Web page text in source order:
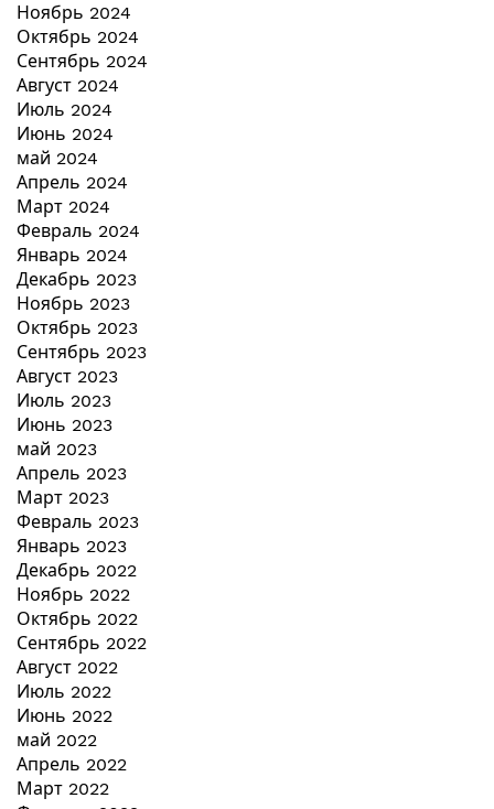
Ноябрь 2024
Октябрь 2024
Сентябрь 2024
Август 2024
Июль 2024
Июнь 2024
май 2024
Апрель 2024
Март 2024
Февраль 2024
Январь 2024
Декабрь 2023
Ноябрь 2023
Октябрь 2023
Сентябрь 2023
Август 2023
Июль 2023
Июнь 2023
май 2023
Апрель 2023
Март 2023
Февраль 2023
Январь 2023
Декабрь 2022
Ноябрь 2022
Октябрь 2022
Сентябрь 2022
Август 2022
Июль 2022
Июнь 2022
май 2022
Апрель 2022
Март 2022